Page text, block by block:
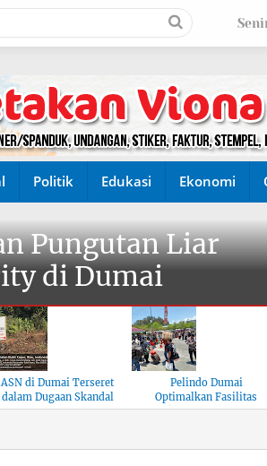
Politik Edukasi Ekonomi
Pungutan Liar
di Dumai
ASN di Dumai Terseret
dalam Dugaan Skandal
Integritas Aparatur
Pelindo Dumai
Optimalkan Fasilitas
untuk Kenyamanan Arus